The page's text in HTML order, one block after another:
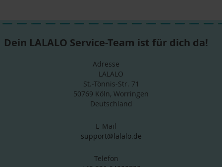
Dein LALALO Service-Team ist für dich da!
Adresse
LALALO
St.-Tönnis-Str. 71
50769 Köln, Worringen
Deutschland
E-Mail
support@lalalo.de
Telefon